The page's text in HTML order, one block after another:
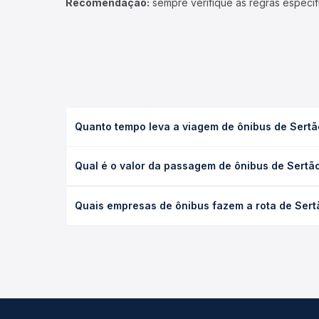
Recomendação: sempre verifique as regras
Quanto tempo leva a viagem de ônibus de
leito) e as condições de tráfego. Na Quero
Qual é o valor da passagem de ônibus de
poltrona e a antecedência da compra. Na Quero
Quais empresas de ônibus fazem a rota de